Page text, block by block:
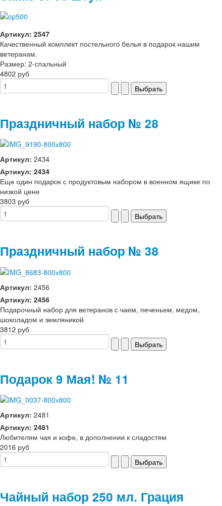
Артикул: 2547
Качественный комплект постельного белья в подарок нашим
ветеранам.
Размер: 2-спальный
4802 руб
Праздничный набор № 28
Артикул: 2434
Артикул: 2434
Еще один подарок с продуктовым набором в военном ящике по
низкой цене
3803 руб
Праздничный набор № 38
Артикул: 2456
Артикул: 2456
Подарочный набор для ветеранов с чаем, печеньем, медом,
шоколадом и земляникой
3812 руб
Подарок 9 Мая! № 11
Артикул: 2481
Артикул: 2481
Любителям чая и кофе, в дополнении к сладостям
2016 руб
Чайный набор 250 мл. Грация